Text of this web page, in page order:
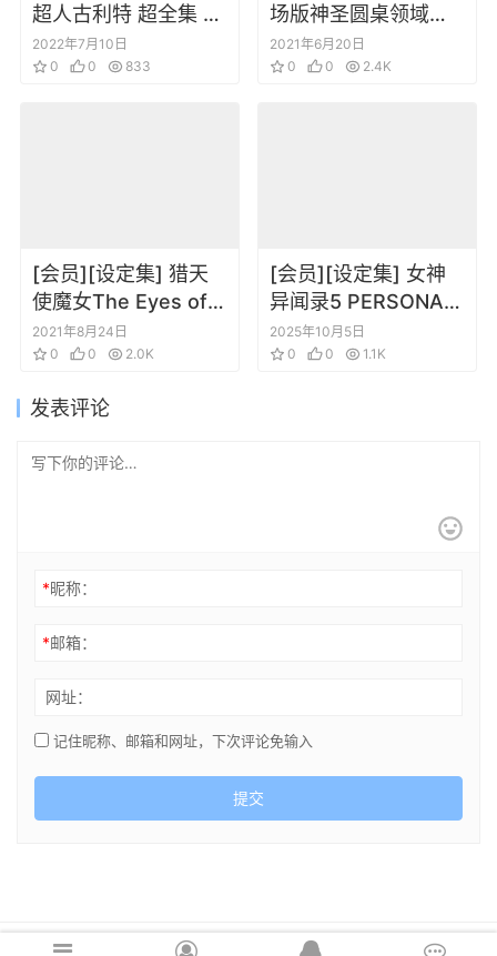
超人古利特 超全集 修
补改订版
2022年7月10日
0
0 833
场版神圣圆桌领域：
卡美洛前篇BD附赠册
子
2021年6月20日
0
0 2.4K
[会员][设定集] 猎天
使魔女The Eyes of
Bayonetta
2021年8月24日
0
0 2.0K
[会员][设定集] 女神
异闻录5 PERSONA5
the Animation
Artworks
2025年10月5日
0
0 1.1K
发表评论
*昵称：
*邮箱：
网址：
记住昵称、邮箱和网址，下次评论免输入
提交